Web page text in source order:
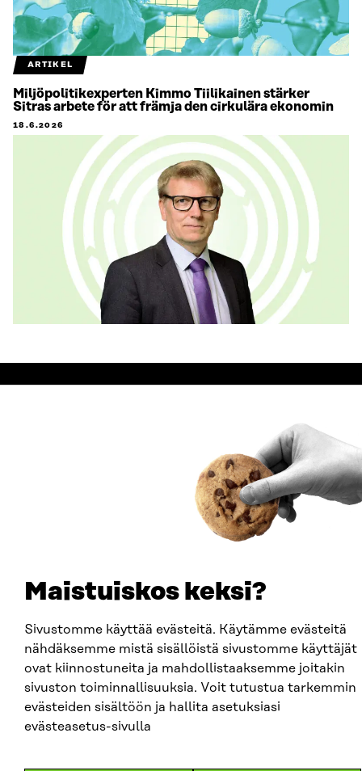
Maistuiskos keksi?
Sivustomme käyttää evästeitä. Käytämme evästeitä
nähdäksemme mistä sisällöistä sivustomme käyttäjät
ovat kiinnostuneita ja mahdollistaaksemme joitakin
sivuston toiminnallisuuksia. Voit tutustua tarkemmin
evästeiden sisältöön ja hallita asetuksiasi
evästeasetus-sivulla
ARTIKEL
Miljöpolitikexperten Kimmo Tiilikainen stärker
Sitras arbete för att främja den cirkulära ekonomin
18.6.2026
Östersjögatan 11–13, PB 160,
0202132-3
+358 294 618 991
E-POST
sitra@sitra.fi
fornamn.efternamn@sitra.fi